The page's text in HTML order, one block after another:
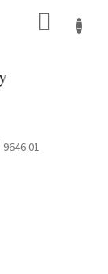
9646.01